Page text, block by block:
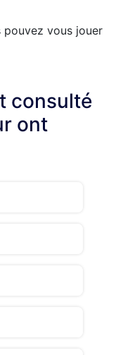
vous jouer
consulté
ont